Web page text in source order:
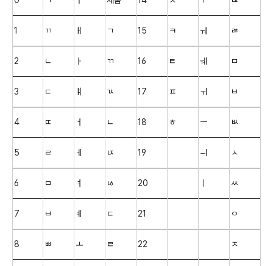
1 ㄲ ㅐ ㄱ 15 ㅋ ㅝ ㅀ
2 ㄴ ㅑ ㄲ 16 ㅌ ㅞ ㅁ
3 ㄷ ㅒ ㄳ 17 ㅍ ㅟ ㅂ
4 ㄸ ㅓ ㄴ 18 ㅎ ㅡ ㅄ
5 ㄹ ㅔ ㄵ 19 ㅢ ㅅ
6 ㅁ ㅕ ㄶ 20 ㅆ
7 ㅂ ㅖ ㄷ 21 ㅇ
8 ㅃ ㅗ ㄹ 22 ㅈ